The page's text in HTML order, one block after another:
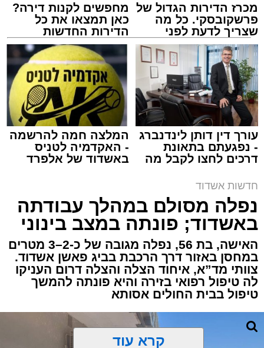
צילום: דוברות איחוד הצלה
מערכת האתר / 15:39 07.08.26
איחוד הצלה,
אירוע דרמטי הסתיים בנס רפואי באשדוד, לאחר
שגבר בן 56 התמוטט בביתו שבאחד הרחובות
ברובע י"א בעיר, כתוצאה מאירוע פתאומי שגרם
להפסקת פעילות ליבו.
למקום הוזעקו מיד צוותי רפואה ומתנדבים של
ארגון "איחוד הצלה". החובשים והפרמדיקים
הכרה, ופתחו מיידית בפעולות החייאה מתקדמות,
הכוללות עיסויי לב ושימוש במפעם (דפיברילטור).
מכרז הדירות הגדול של
פרשקובסקי. כל מה
שצריך לדעת לפני
שמגישים הצעה לדירה
באשדוד
מחפשים לקנות דירה?
כאן תמצאו את כל
הדירות החדשות
למכירה באשדוד >>>
עורך דין דותן לינדנברג
- נפגעתם בתאונת
דרכים לחצו לקבל מה
המלצה חמה להרשמה
- האקדמיה לטניס
באשדוד של אלפרד
חדשות אשדוד
נפלה מסולם במהלך עבודתה
באשדוד; פונתה במצב בינוני
האישה, בת 56, נפלה מגובה של כ-2–3 מטרים
במחסן באזור דרך הרכבת בביג פאשן אשדוד.
צוותי מד”א, איחוד הצלה והצלה דרום העניקו
לה טיפול רפואי בזירה והיא פונתה להמשך
טיפול בבית החולים אסותא
קרא עוד